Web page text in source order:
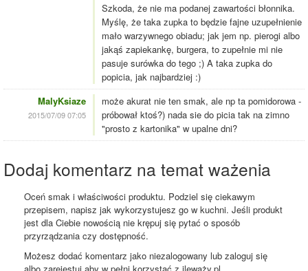
Szkoda, że nie ma podanej zawartości błonnika.
Myślę, że taka zupka to będzie fajne uzupełnienie
mało warzywnego obiadu; jak jem np. pierogi albo
jakąś zapiekankę, burgera, to zupełnie mi nie
pasuje surówka do tego ;) A taka zupka do
popicia, jak najbardziej :)
MalyKsiaze
2015/07/09 07:05
może akurat nie ten smak, ale np ta pomidorowa -
próbował ktoś?) nada sie do picia tak na zimno
"prosto z kartonika" w upalne dni?
Dodaj komentarz na temat ważenia
Oceń smak i właściwości produktu. Podziel się ciekawym
przepisem, napisz jak wykorzystujesz go w kuchni. Jeśli produkt
jest dla Ciebie nowością nie krępuj się pytać o sposób
przyrządzania czy dostępność.
Możesz dodać komentarz jako niezalogowany lub zaloguj się